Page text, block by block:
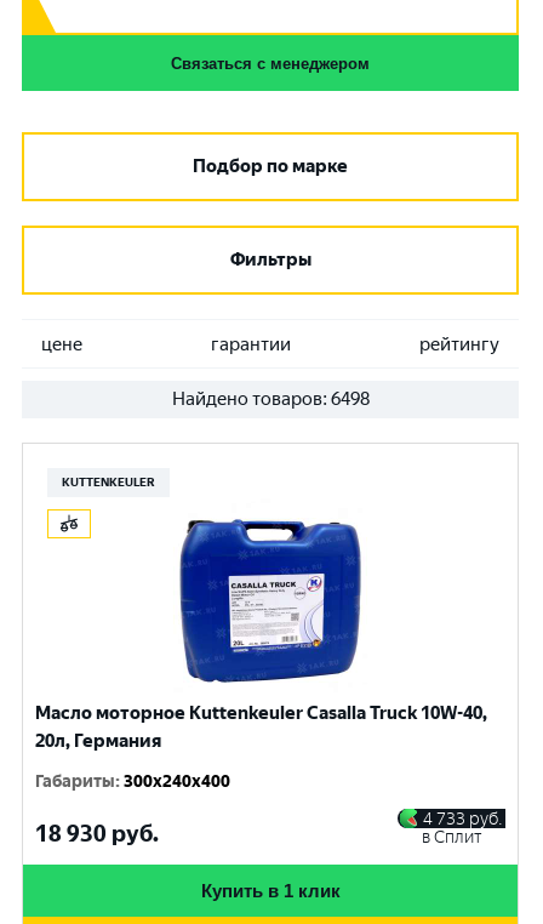
Связаться с менеджером
Подбор по марке
Фильтры
цене гарантии рейтингу
Найдено товаров: 6498
KUTTENKEULER
Масло моторное Kuttenkeuler Casalla Truck 10W-40,
20л, Германия
Габариты:300x240x400
18 930 руб.
4 733 руб.
в Сплит
Купить в 1 клик